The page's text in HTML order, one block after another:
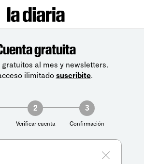
gratuita
al mes y newsletters.
ilimitado suscribite.
2
Verificar cuenta
3
Confirmación